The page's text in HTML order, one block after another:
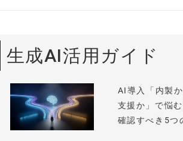
生成AI活用ガイド
AI導入「内製
支援か」で悩
確認すべき5つ